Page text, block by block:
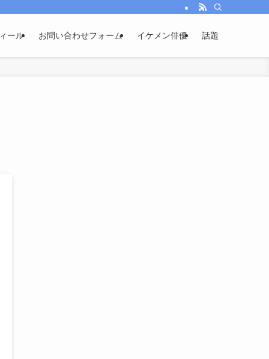
ール お問い合わせフォーム イケメン俳優 話題